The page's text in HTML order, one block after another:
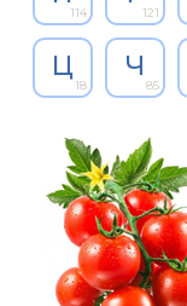
114 121
Ц
18
Ч
85